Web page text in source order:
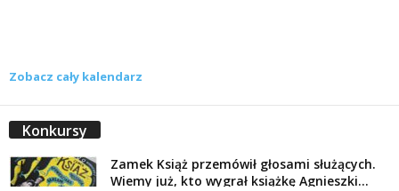
Zobacz cały kalendarz
Konkursy
Zamek Książ przemówił głosami służących.
Wiemy już, kto wygrał książkę Agnieszki...